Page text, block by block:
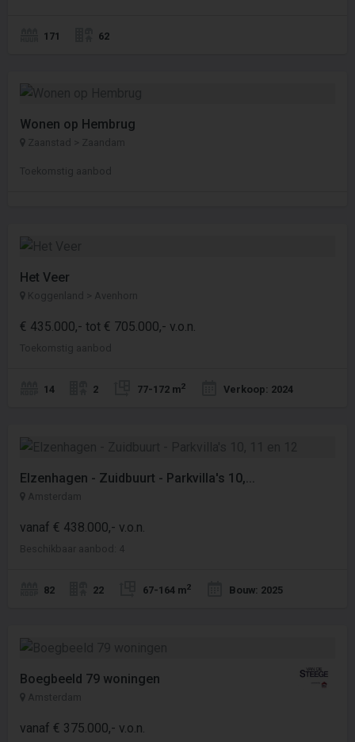
171 62
Wonen op Hembrug
Zaanstad > Zaandam
Toekomstig aanbod
Het Veer
Koggenland > Avenhorn
€ 435.000,- tot € 705.000,- v.o.n.
Toekomstig aanbod
14 2 77-172 m2 Verkoop: 2024
Elzenhagen - Zuidbuurt - Parkvilla's 10,...
Amsterdam
vanaf € 438.000,- v.o.n.
Beschikbaar aanbod: 4
82 22 67-164 m2 Bouw: 2025
Boegbeeld 79 woningen
Amsterdam
vanaf € 375.000,- v.o.n.